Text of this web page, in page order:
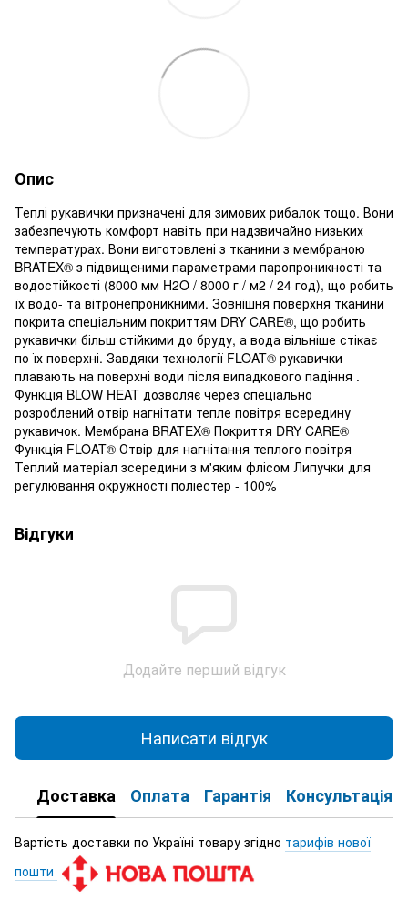
Опис
Теплі рукавички призначені для зимових рибалок тощо. Вони
забезпечують комфорт навіть при надзвичайно низьких
температурах. Вони виготовлені з тканини з мембраною
BRATEX® з підвищеними параметрами паропроникності та
водостійкості (8000 мм H2O / 8000 г / м2 / 24 год), що робить
їх водо- та вітронепроникними. Зовнішня поверхня тканини
покрита спеціальним покриттям DRY CARE®, що робить
рукавички більш стійкими до бруду, а вода вільніше стікає
по їх поверхні. Завдяки технології FLOAT® рукавички
плавають на поверхні води після випадкового падіння .
Функція BLOW HEAT дозволяє через спеціально
розроблений отвір нагнітати тепле повітря всередину
рукавичок. Мембрана BRATEX® Покриття DRY CARE®
Функція FLOAT® Отвір для нагнітання теплого повітря
Теплий матеріал зсередини з м'яким флісом Липучки для
регулювання окружності поліестер - 100%
Відгуки
Додайте перший відгук
Написати відгук
Доставка Оплата Гарантія Консультація
Вартість доставки по Україні товару згідно тарифів нової
пошти